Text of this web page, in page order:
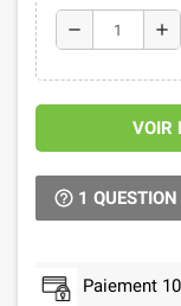
remove add
VOIR
1
Paiement